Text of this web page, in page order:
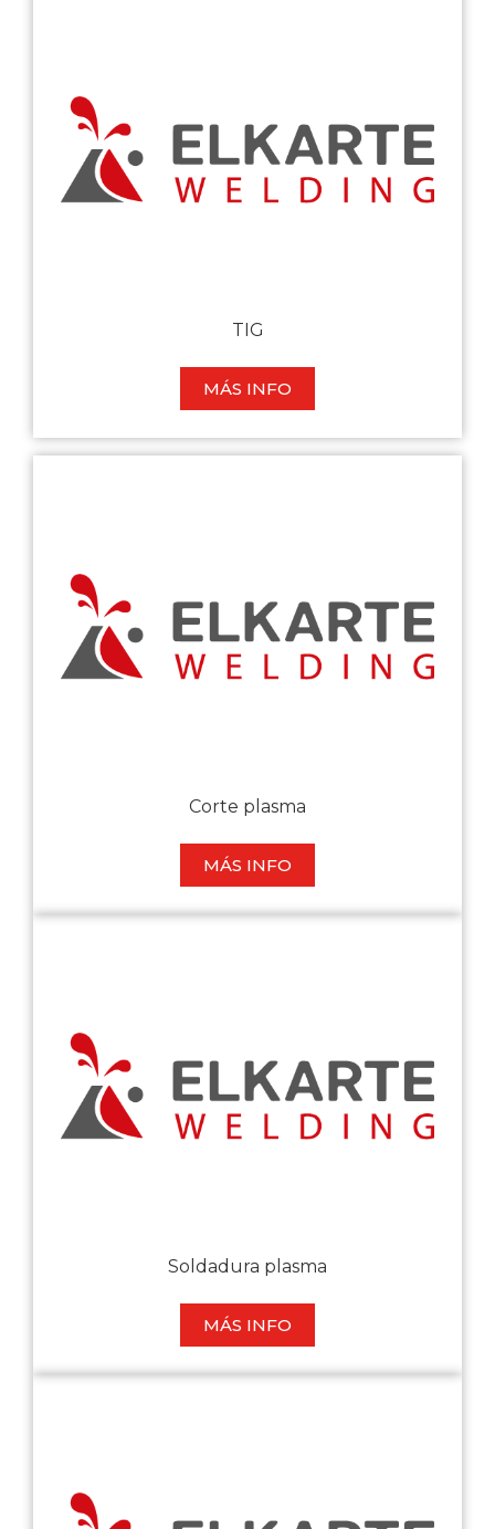
TIG
MÁS INFO
Corte plasma
MÁS INFO
Soldadura plasma
MÁS INFO